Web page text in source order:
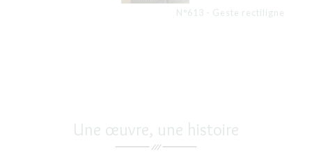
N°613 - Geste rectiligne
Une œuvre, une histoire